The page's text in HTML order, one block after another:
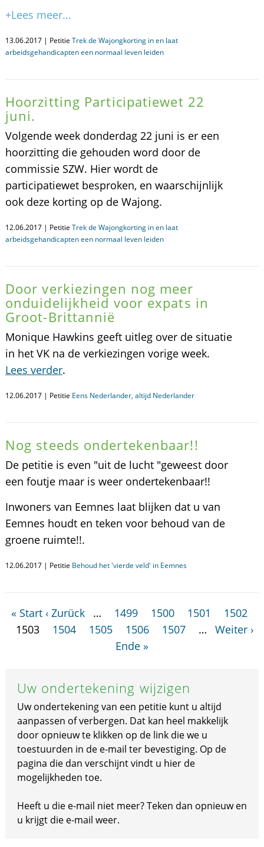
+Lees meer...
13.06.2017 | Petitie Trek de Wajongkorting in en laat
arbeidsgehandicapten een normaal leven leiden
Hoorzitting Participatiewet 22
juni.
Volgende week donderdag 22 juni is er een
hoorzitting die gehouden word door de
commissie SZW. Hier wordt de
participatiewet besproken, en waarschijnlijk
ook deze korting op de Wajong.
12.06.2017 | Petitie Trek de Wajongkorting in en laat
arbeidsgehandicapten een normaal leven leiden
Door verkiezingen nog meer
onduidelijkheid voor expats in
Groot-Brittannië
Monique Hawkins geeft uitleg over de situatie
in het VK na de verkiezingen vorige week.
Lees verder.
12.06.2017 | Petitie Eens Nederlander, altijd Nederlander
Nog steeds ondertekenbaar!!
De petitie is even "uit de lucht "geweest door
een foutje maar is weer ondertekenbaar!!
Inwoners van Eemnes laat blijken dat u van
Eemnes houdt en teken voor behoud van de
groene ruimte!!.
12.06.2017 | Petitie Behoud het 'vierde veld' in Eemnes
« Start ‹ Zurück … 1499 1500 1501
1502
1503
1504 1505 1506 1507 …
Weiter ›
Ende »
Uw ondertekening wijzigen
Uw ondertekening van een petitie kunt u altijd
aanpassen of verbergen. Dat kan heel makkelijk
door opnieuw te klikken op de link die we u
toestuurden in de e-mail ter bevestiging. Op de
pagina die dan verschijnt vindt u hier de
mogelijkheden toe.
Heeft u die e-mail niet meer? Teken dan opnieuw en
u krijgt die e-mail weer.